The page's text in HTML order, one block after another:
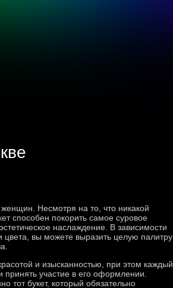
Несмотря на то, что никакой
способен покорить самое суровое
наслаждение. В зависимости
цвета, вы можете выразить целую палитру
и изысканностью, при этом каждый
принять участие в его оформлении.
тот букет, который обязательно